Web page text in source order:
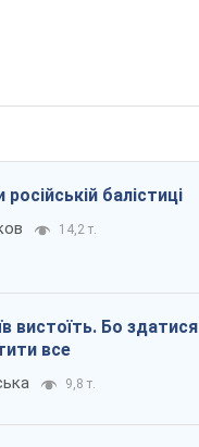
балістиці
14,2 т.
вистоїть. Бо здатися
все
9,8 т.